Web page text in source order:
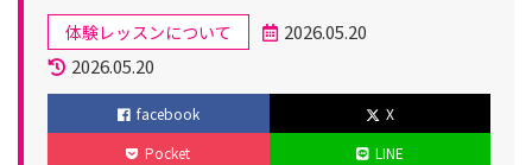
テ
ゴ
リ
体験レッスンについて
投
稿
日
2026.05.20
更
新
日
2026.05.20
facebook
X
Pocket
LINE